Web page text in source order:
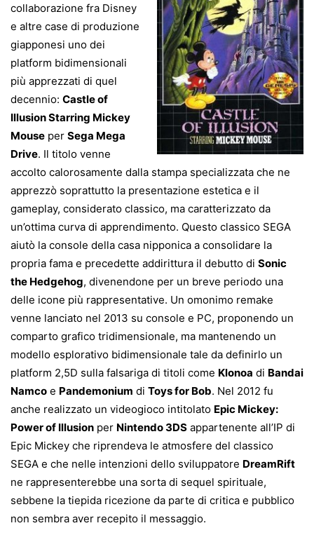
collaborazione fra Disney
e altre case di produzione
giapponesi uno dei
platform bidimensionali
più apprezzati di quel
decennio: Castle of
Illusion Starring Mickey
Mouse per Sega Mega
Drive. Il titolo venne
accolto calorosamente dalla stampa specializzata che ne
apprezzò soprattutto la presentazione estetica e il
gameplay, considerato classico, ma caratterizzato da
un’ottima curva di apprendimento. Questo classico SEGA
aiutò la console della casa nipponica a consolidare la
propria fama e precedette addirittura il debutto di Sonic
the Hedgehog, divenendone per un breve periodo una
delle icone più rappresentative. Un omonimo remake
venne lanciato nel 2013 su console e PC, proponendo un
comparto grafico tridimensionale, ma mantenendo un
modello esplorativo bidimensionale tale da definirlo un
platform 2,5D sulla falsariga di titoli come Klonoa di Bandai
Namco e Pandemonium di Toys for Bob. Nel 2012 fu
anche realizzato un videogioco intitolato Epic Mickey:
Power of Illusion per Nintendo 3DS appartenente all’IP di
Epic Mickey che riprendeva le atmosfere del classico
SEGA e che nelle intenzioni dello sviluppatore DreamRift
ne rappresenterebbe una sorta di sequel spirituale,
sebbene la tiepida ricezione da parte di critica e pubblico
non sembra aver recepito il messaggio.